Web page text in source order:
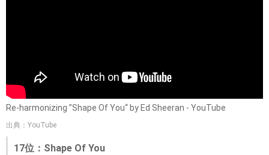
Re-harmonizing ”Shape Of You“ by Ed Sheeran - YouTube
出典：YouTube
17位：Shape Of You